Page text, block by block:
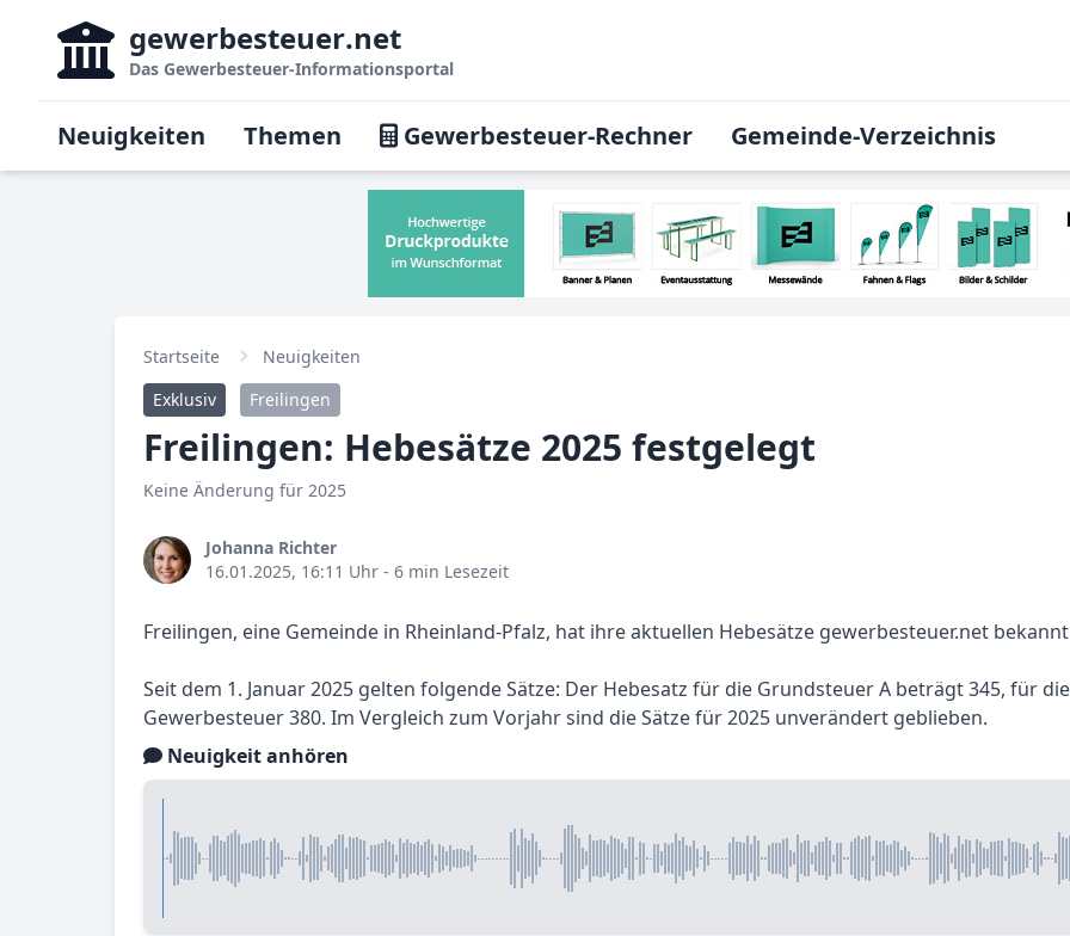
gewerbesteuer.net
Das Gewerbesteuer-Informationsportal
Neuigkeiten Themen Gewerbesteuer-Rechner Gemeinde-Verzeichnis
Startseite
Neuigkeiten
Exklusiv
Freilingen
Freilingen: Hebesätze 2025 festgelegt
Keine Änderung für 2025
Johanna Richter
16.01.2025, 16:11 Uhr - 6 min Lesezeit
Freilingen, eine Gemeinde in Rheinland-Pfalz, hat ihre aktuellen Hebesätze gewerbesteuer.net
Seit dem 1. Januar 2025 gelten folgende Sätze: Der Hebesatz für die Grundsteuer A beträgt 345, für
Gewerbesteuer 380. Im Vergleich zum Vorjahr sind die Sätze für 2025 unverändert geblieben.
Neuigkeit anhören